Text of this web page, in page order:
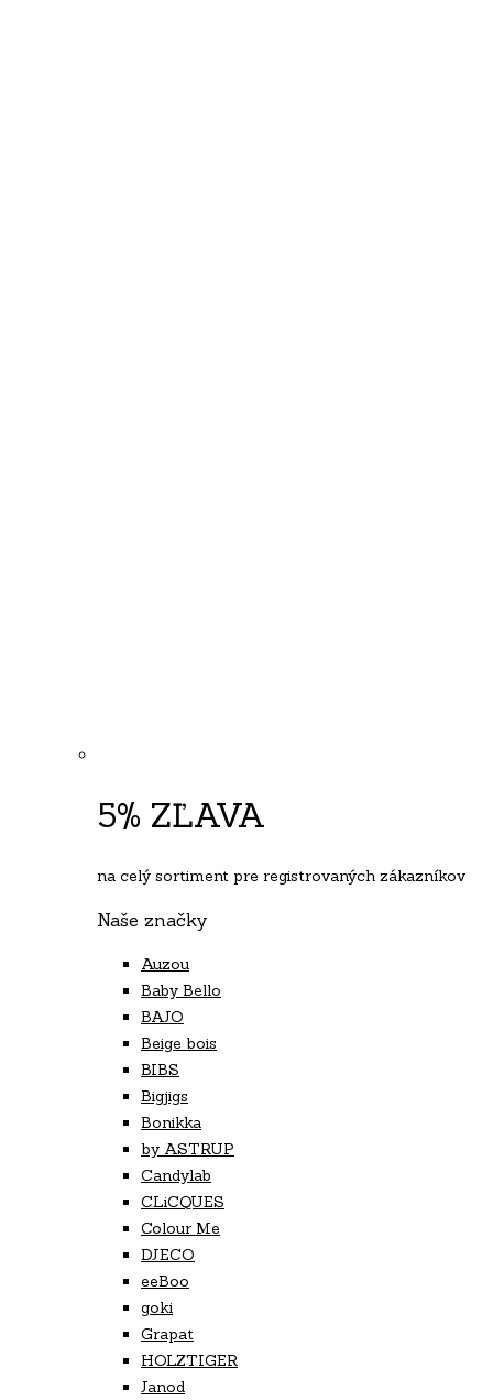
5% ZĽAVA
na celý sortiment pre registrovaných zákazníkov
Naše značky
Auzou
Baby Bello
BAJO
Beige bois
BIBS
Bigjigs
Bonikka
by ASTRUP
Candylab
CLiCQUES
Colour Me
DJECO
eeBoo
goki
Grapat
HOLZTIGER
Janod